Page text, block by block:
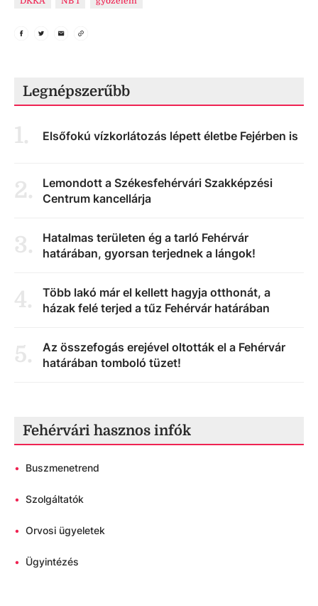
Legnépszerűbb
1. Elsőfokú vízkorlátozás lépett életbe Fejérben is
2.
Lemondott a Székesfehérvári Szakképzési
Centrum kancellárja
3.
Hatalmas területen ég a tarló Fehérvár
határában, gyorsan terjednek a lángok!
4.
Több lakó már el kellett hagyja otthonát, a
házak felé terjed a tűz Fehérvár határában
5.
Az összefogás erejével oltották el a Fehérvár
határában tomboló tüzet!
Fehérvári hasznos infók
• Buszmenetrend
• Szolgáltatók
• Orvosi ügyeletek
• Ügyintézés